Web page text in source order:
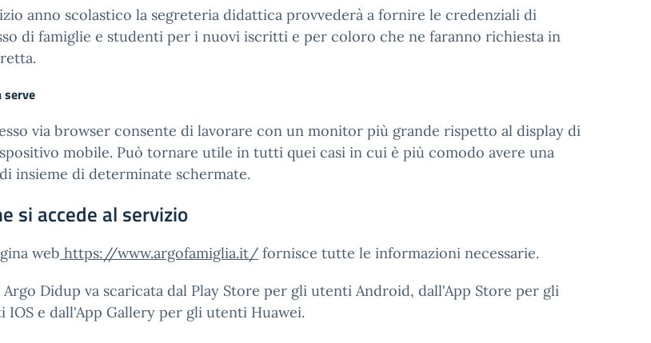
anno scolastico la segreteria didattica provvederà a fornire le credenziali di
di famiglie e studenti per i nuovi iscritti e per coloro che ne faranno richiesta in
serve
via browser consente di lavorare con un monitor più grande rispetto al display di
mobile. Può tornare utile in tutti quei casi in cui è più comodo avere una
insieme di determinate schermate.
si accede al servizio
web https://www.argofamiglia.it/ fornisce tutte le informazioni necessarie.
Argo Didup va scaricata dal Play Store per gli utenti Android, dall'App Store per gli
IOS e dall'App Gallery per gli utenti Huawei.